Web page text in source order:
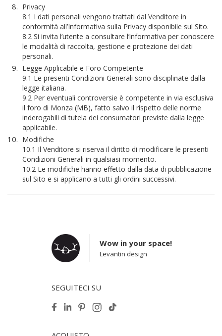
Privacy
8.1 I dati personali vengono trattati dal Venditore in
conformità all’Informativa sulla Privacy disponibile sul Sito.
8.2 Si invita l’utente a consultare l’informativa per conoscere
le modalità di raccolta, gestione e protezione dei dati
personali.
Legge Applicabile e Foro Competente
9.1 Le presenti Condizioni Generali sono disciplinate dalla
legge italiana.
9.2 Per eventuali controversie è competente in via esclusiva
il foro di Monza (MB), fatto salvo il rispetto delle norme
inderogabili di tutela dei consumatori previste dalla legge
applicabile.
Modifiche
10.1 Il Venditore si riserva il diritto di modificare le presenti
Condizioni Generali in qualsiasi momento.
10.2 Le modifiche hanno effetto dalla data di pubblicazione
sul Sito e si applicano a tutti gli ordini successivi.
Wow in your space!
Levantin design
SEGUITECI SU